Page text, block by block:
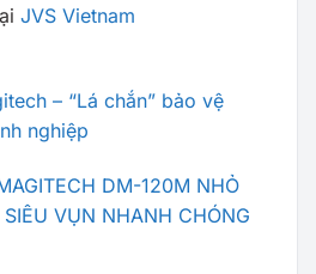
JVS Vietnam
– “Lá chắn” bảo vệ
nghiệp
DM-120M NHỎ
VỤN NHANH CHÓNG